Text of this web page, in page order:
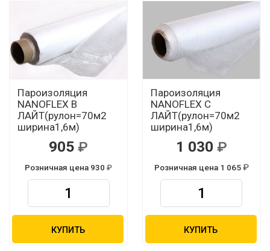
Пароизоляция
NANOFLEX В
ЛАЙТ(рулон=70м2
ширина1,6м)
905
Розничная цена 930
КУПИТЬ
Пароизоляция
NANOFLEX С
ЛАЙТ(рулон=70м2
ширина1,6м)
1 030
Розничная цена 1 065
КУПИТЬ